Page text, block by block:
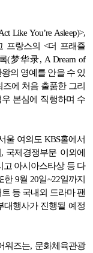
Like You’re Asleep)>,
프랑스의 <더 프래즐
(梦华录, A Dream of
왕의 영예를 안을 수 있
에 처음 출품한 그리
본심에 직행하며 수
울 여의도 KBS홀에서
, 국제경쟁부문 이외에
고 아시아스타상 등 다
한9월 20일~22일까지
등 국내외 드라마 팬
대행사가 진행될 예정
워즈는, 문화체육관광